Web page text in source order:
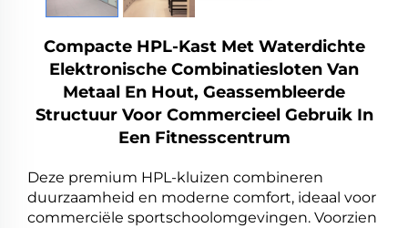
Compacte HPL-Kast Met Waterdichte
Elektronische Combinatiesloten Van
Metaal En Hout, Geassembleerde
Structuur Voor Commercieel Gebruik In
Een Fitnesscentrum
Deze premium HPL-kluizen combineren
duurzaamheid en moderne comfort, ideaal voor
commerciële sportschoolomgevingen. Voorzien